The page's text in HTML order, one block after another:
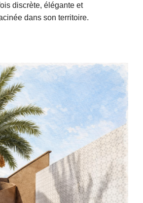
discrète, élégante et
dans son territoire.